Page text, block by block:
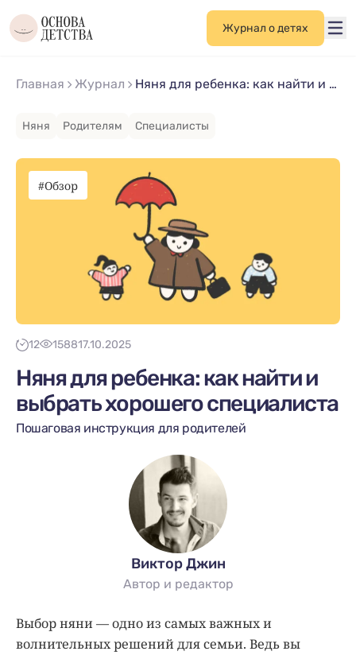
Журнал о детях
Главная Журнал Няня для ребенка: как найти и выбрать хорошего специалиста
Няня Родителям Специалисты
#Обзор
12 158817.10.2025
Няня для ребенка: как найти и
выбрать хорошего специалиста
Пошаговая инструкция для родителей
Виктор Джин
Автор и редактор
Выбор няни — одно из самых важных и
волнительных решений для семьи. Ведь вы